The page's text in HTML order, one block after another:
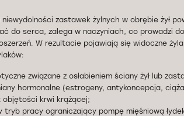
zastawek żylnych w obrębie żył
do serca, zalega w naczyniach, co prowadzi
W rezultacie pojawiają się widoczne
związane z osłabieniem ściany żył lub
hormonalne (estrogeny, antykoncepcja,
objętości krwi krążącej;
tryb pracy ograniczający pompę mięśniową